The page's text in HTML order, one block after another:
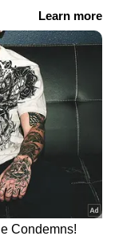
—
സമയത്തും,